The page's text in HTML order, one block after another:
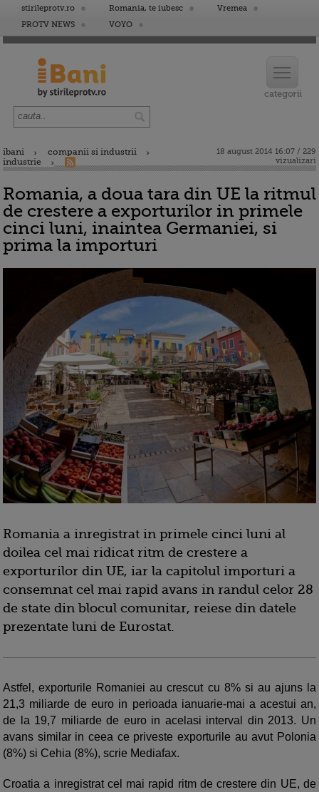
stirileprotv.ro Romania, te iubesc
Vremea
PROTV NEWS
VOYO
ibani
companii si industrii
industrie
18 august 2014 16:07 / 229
vizualizari
Romania, a doua tara din UE la ritmul
de crestere a exporturilor in primele
cinci luni, inaintea Germaniei, si
prima la importuri
Romania a inregistrat in primele cinci luni al
doilea cel mai ridicat ritm de crestere a
exporturilor din UE, iar la capitolul importuri a
consemnat cel mai rapid avans in randul celor 28
de state din blocul comunitar, reiese din datele
prezentate luni de Eurostat.
Astfel, exporturile Romaniei au crescut cu 8% si au ajuns la
21,3 miliarde de euro in perioada ianuarie-mai a acestui an,
de la 19,7 miliarde de euro in acelasi interval din 2013. Un
avans similar in ceea ce priveste exporturile au avut Polonia
(8%) si Cehia (8%), scrie Mediafax.
Croatia a inregistrat cel mai rapid ritm de crestere din UE, de